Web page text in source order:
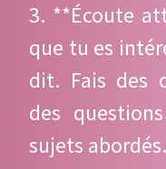
3. **Écoute
que tu es
dit. Fais des
des
sujets abordés.